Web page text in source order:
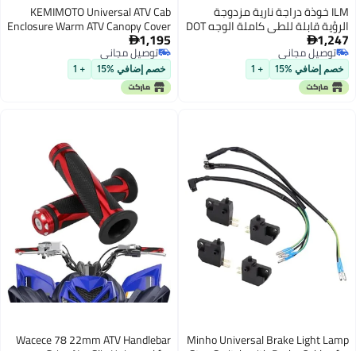
ILM خوذة دراجة نارية مزدوجة
الرؤية قابلة للطي كاملة الوجه DOT
مع ضوء LED طراز 902L (M، أسود
غير لامع - LED)
1,247
توصيل مجاني
توصيل مجاني
خصم إضافي %15 + 1
KEMIMOTO Universal ATV Cab
Enclosure Warm ATV Canopy Cover
Winter Full Vision Heavy Duty 4
Wheeler Cabin Cover Compatible
with Polaris Sportsman Fourtrax
CanAm Kawasaki Arctic Cat
CFMOTO
1,195
توصيل مجاني
توصيل مجاني
خصم إضافي %15 + 1
Minho Universal Brake Light Lamp
Wacece 78 22mm ATV Handlebar